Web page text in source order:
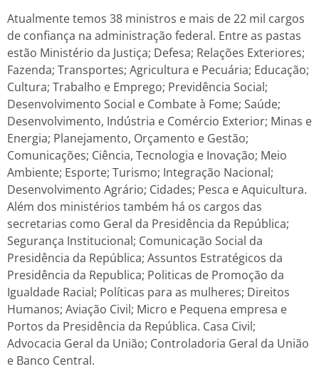
Atualmente temos 38 ministros e mais de 22 mil cargos
de confiança na administração federal. Entre as pastas
estão Ministério da Justiça; Defesa; Relações Exteriores;
Fazenda; Transportes; Agricultura e Pecuária; Educação;
Cultura; Trabalho e Emprego; Previdência Social;
Desenvolvimento Social e Combate à Fome; Saúde;
Desenvolvimento, Indústria e Comércio Exterior; Minas e
Energia; Planejamento, Orçamento e Gestão;
Comunicações; Ciência, Tecnologia e Inovação; Meio
Ambiente; Esporte; Turismo; Integração Nacional;
Desenvolvimento Agrário; Cidades; Pesca e Aquicultura.
Além dos ministérios também há os cargos das
secretarias como Geral da Presidência da República;
Segurança Institucional; Comunicação Social da
Presidência da República; Assuntos Estratégicos da
Presidência da Republica; Politicas de Promoção da
Igualdade Racial; Políticas para as mulheres; Direitos
Humanos; Aviação Civil; Micro e Pequena empresa e
Portos da Presidência da República. Casa Civil;
Advocacia Geral da União; Controladoria Geral da União
e Banco Central.